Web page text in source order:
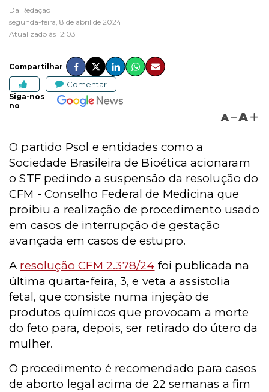
Da Redação
segunda-feira, 8 de abril de 2024
Atualizado às 12:03
Compartilhar
Comentar
Siga-nos
no
A A
O partido Psol e entidades como a
Sociedade Brasileira de Bioética acionaram
o STF pedindo a suspensão da resolução do
CFM - Conselho Federal de Medicina que
proibiu a realização de procedimento usado
em casos de interrupção de gestação
avançada em casos de estupro.
A resolução CFM 2.378/24 foi publicada na
última quarta-feira, 3, e veta a assistolia
fetal, que consiste numa injeção de
produtos químicos que provocam a morte
do feto para, depois, ser retirado do útero da
mulher.
O procedimento é recomendado para casos
de aborto legal acima de 22 semanas a fim